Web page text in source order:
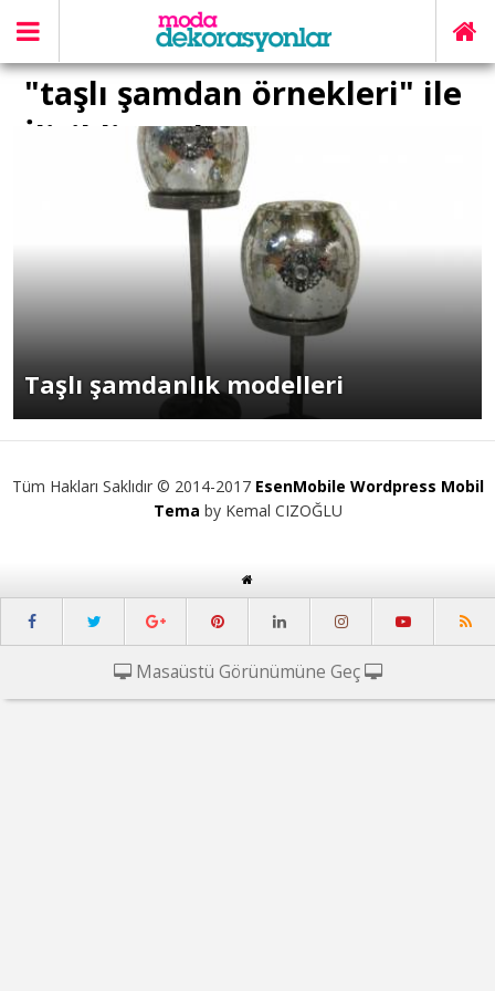
"taşlı şamdan örnekleri" ile
İlişikli yazılar
Taşlı şamdanlık modelleri
Tüm Hakları Saklıdır © 2014-2017 EsenMobile Wordpress Mobil
Tema by Kemal CIZOĞLU
Masaüstü Görünümüne Geç